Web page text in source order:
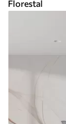
Florestal